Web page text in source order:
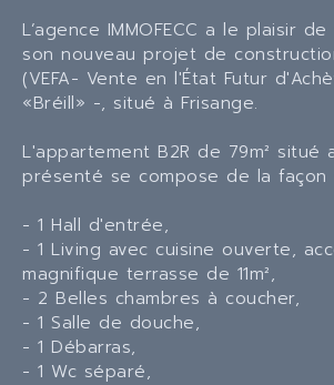
L’agence IMMOFECC a le plaisir
son nouveau projet de
(VEFA- Vente en l'État Futur
«Bréill» -, situé à Frisange.
L'appartement B2R de 79m² situé
présenté se compose de la façon
- 1 Hall d'entrée,
- 1 Living avec cuisine ouverte,
magnifique terrasse de 11m²,
- 2 Belles chambres à coucher,
- 1 Salle de douche,
- 1 Débarras,
- 1 Wc séparé,